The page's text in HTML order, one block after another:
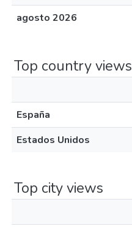
agosto 2026
Top country views
España
Estados Unidos
Top city views